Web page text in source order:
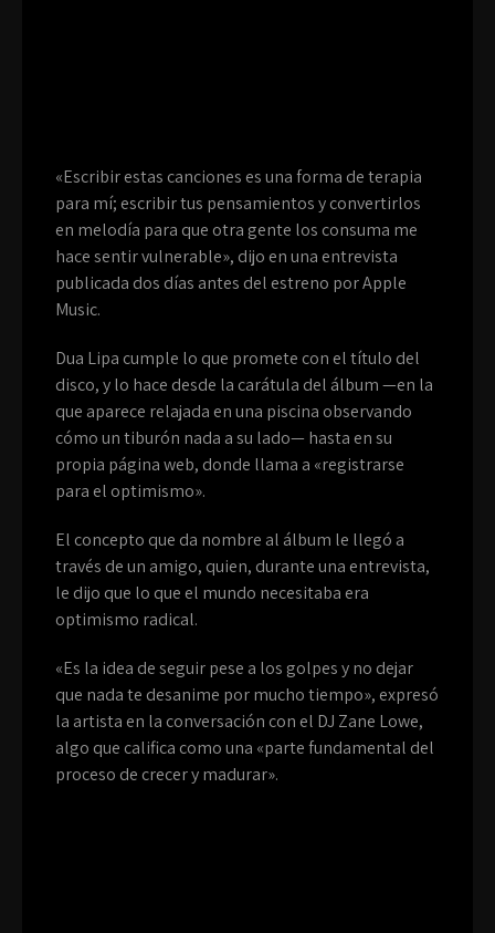
«Escribir estas canciones es una forma de terapia
para mí; escribir tus pensamientos y convertirlos
en melodía para que otra gente los consuma me
hace sentir vulnerable», dijo en una entrevista
publicada dos días antes del estreno por Apple
Music.
Dua Lipa cumple lo que promete con el título del
disco, y lo hace desde la carátula del álbum —en la
que aparece relajada en una piscina observando
cómo un tiburón nada a su lado— hasta en su
propia página web, donde llama a «registrarse
para el optimismo».
El concepto que da nombre al álbum le llegó a
través de un amigo, quien, durante una entrevista,
le dijo que lo que el mundo necesitaba era
optimismo radical.
«Es la idea de seguir pese a los golpes y no dejar
que nada te desanime por mucho tiempo», expresó
la artista en la conversación con el DJ Zane Lowe,
algo que califica como una «parte fundamental del
proceso de crecer y madurar».